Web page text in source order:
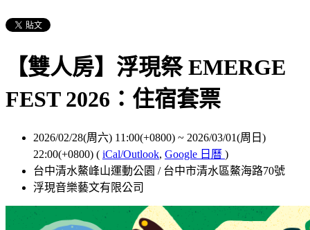
【雙人房】浮現祭 EMERGE
FEST 2026：住宿套票
2026/02/28(周六) 11:00(+0800) ~ 2026/03/01(周日)
22:00(+0800) ( iCal/Outlook, Google 日曆 )
台中清水鰲峰山運動公園 / 台中市清水區鰲海路70號
浮現音樂藝文有限公司